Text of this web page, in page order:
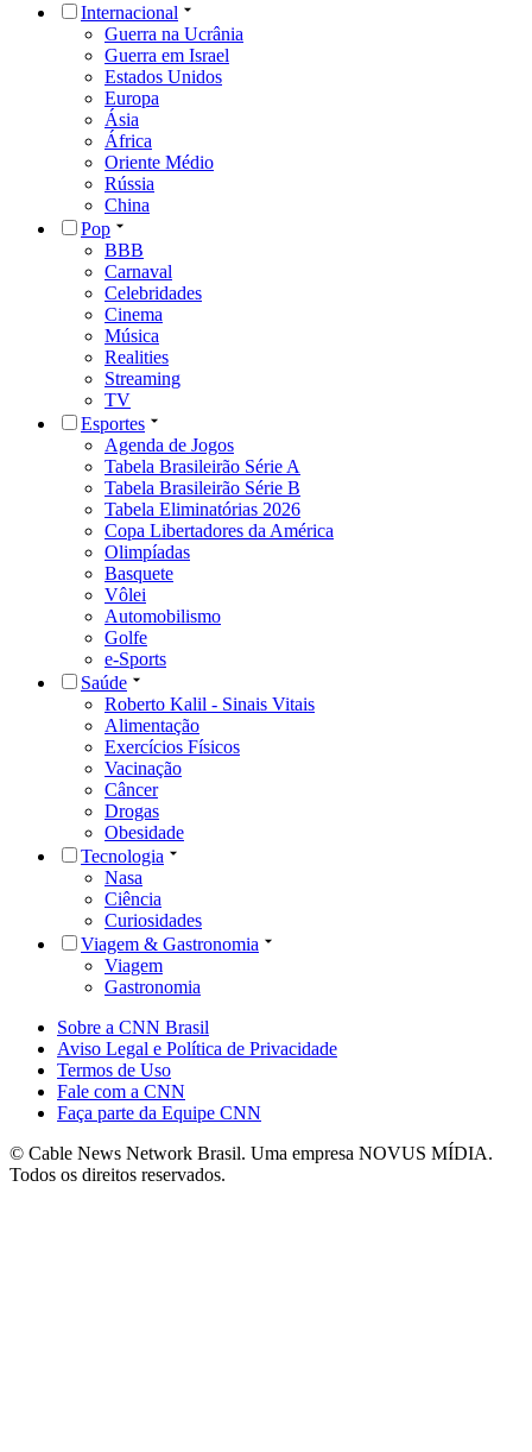
Internacional
Guerra na Ucrânia
Guerra em Israel
Estados Unidos
Europa
Ásia
África
Oriente Médio
Rússia
China
Pop
BBB
Carnaval
Celebridades
Cinema
Música
Realities
Streaming
TV
Esportes
Agenda de Jogos
Tabela Brasileirão Série A
Tabela Brasileirão Série B
Tabela Eliminatórias 2026
Copa Libertadores da América
Olimpíadas
Basquete
Vôlei
Automobilismo
Golfe
e-Sports
Saúde
Roberto Kalil - Sinais Vitais
Alimentação
Exercícios Físicos
Vacinação
Câncer
Drogas
Obesidade
Tecnologia
Nasa
Ciência
Curiosidades
Viagem & Gastronomia
Viagem
Gastronomia
Sobre a CNN Brasil
Aviso Legal e Política de Privacidade
Termos de Uso
Fale com a CNN
Faça parte da Equipe CNN
© Cable News Network Brasil. Uma empresa NOVUS MÍDIA.
Todos os direitos reservados.